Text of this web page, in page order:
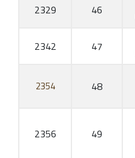
46
2329
47
2342
48
2354
49
2356